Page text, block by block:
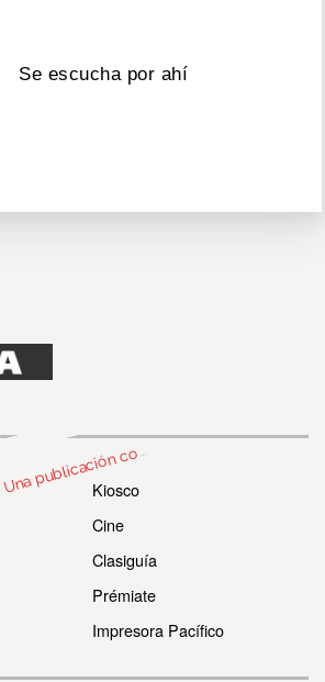
U
om
e
z
0)
Se escucha por ahí
Kiosco
Cine
Clasiguía
Prémiate
Impresora Pacífico